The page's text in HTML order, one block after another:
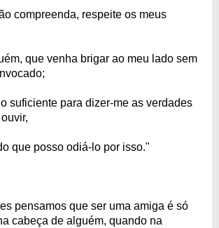
compreenda, respeite os meus
que venha brigar ao meu lado sem
suficiente para dizer-me as verdades
que posso odiá-lo por isso."
pensamos que ser uma amiga é só
cabeça de alguém, quando na